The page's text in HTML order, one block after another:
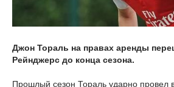
Джон Тораль на правах аренды
Рейнджерс до конца сезона.
Прошлый сезон Тораль ударно провел